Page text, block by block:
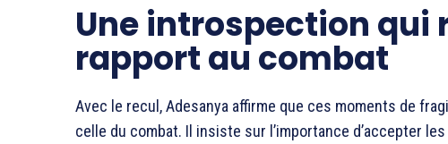
Une introspection qui
rapport au combat
Avec le recul, Adesanya affirme que ces moments de
celle du combat. Il insiste sur l’importance d’accepter